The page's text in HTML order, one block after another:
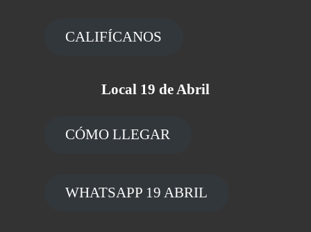
CALIFÍCANOS
Local 19 de Abril
CÓMO LLEGAR
WHATSAPP 19 ABRIL